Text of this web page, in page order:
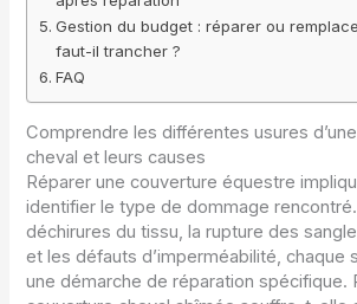
Gestion du budget : réparer ou
faut-il trancher ?
FAQ
Comprendre les différentes usures
cheval et leurs causes
Réparer une couverture équestre
identifier le type de dommage
déchirures du tissu, la rupture des
et les défauts d’imperméabilité, chaque
une démarche de réparation spécifique.